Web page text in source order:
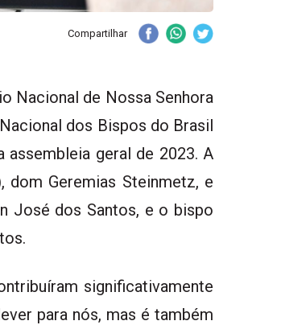
Compartilhar
Nacional de Nossa Senhora
dos Bispos do Brasil
geral de 2023. A
dom Geremias Steinmetz, e
José dos Santos, e o bispo
significativamente
para nós, mas é também